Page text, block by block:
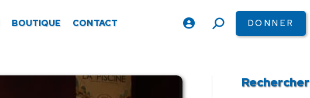
BOUTIQUE CONTACT
RechercheDONNER
Rechercher